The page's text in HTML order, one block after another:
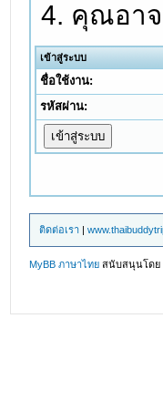
คุณอาจ
เข้าสู่ระบบ
ชื่อใช้งาน:
รหัสผ่าน:
ติดต่อเรา |
MyBB ภาษาไทย สนับสนุนโดย